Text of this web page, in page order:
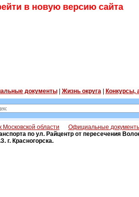
в новую версию сайта
документы| Жизнь округа| Конкурсы,
Московской области Официальные
по ул. Райцентр от пересечения
г. Красногорска.